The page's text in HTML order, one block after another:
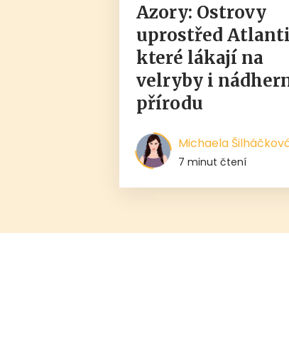
Azory: Ostrovy
uprostřed
které lákají na
velryby i
přírodu
Michaela
7 minut čtení